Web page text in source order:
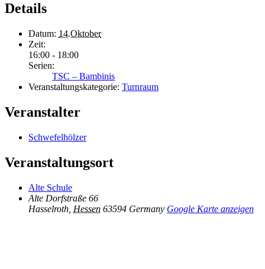
Details
Datum: 14.Oktober
Zeit:
16:00 - 18:00
Serien:
TSC – Bambinis
Veranstaltungskategorie: Turnraum
Veranstalter
Schwefelhölzer
Veranstaltungsort
Alte Schule
Alte Dorfstraße 66
Hasselroth Hessen 63594 Germany Google Karte anzeigen